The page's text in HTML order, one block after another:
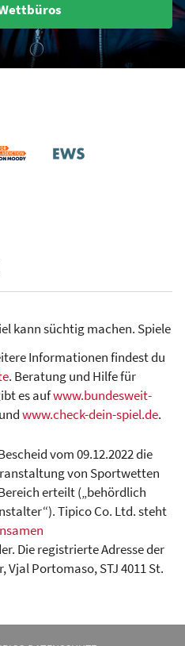
kann süchtig machen. Spiele
Informationen findest du
. Beratung und Hilfe für
es aufwww.bundesweit-
undwww.check-dein-spiel.de.
vom 09.12.2022 die
von Sportwetten
erteilt („behördlich
Tipico Co. Ltd. steht
Die registrierte Adresse der
Vjal Portomaso, STJ 4011 St.